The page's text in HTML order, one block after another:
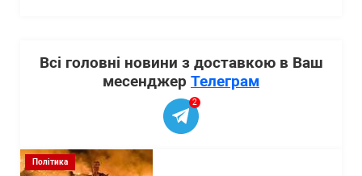
Всі головні новини з доставкою в Ваш
месенджер Телеграм
2
Політика